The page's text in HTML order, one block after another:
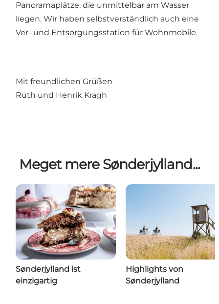
Panoramaplätze, die unmittelbar am Wasser
liegen. Wir haben selbstverständlich auch eine
Ver- und Entsorgungsstation für Wohnmobile.
Mit freundlichen Grüßen
Ruth und Henrik Kragh
Meget mere Sønderjylland...
Sønderjylland ist
einzigartig
Highlights von
Sønderjylland